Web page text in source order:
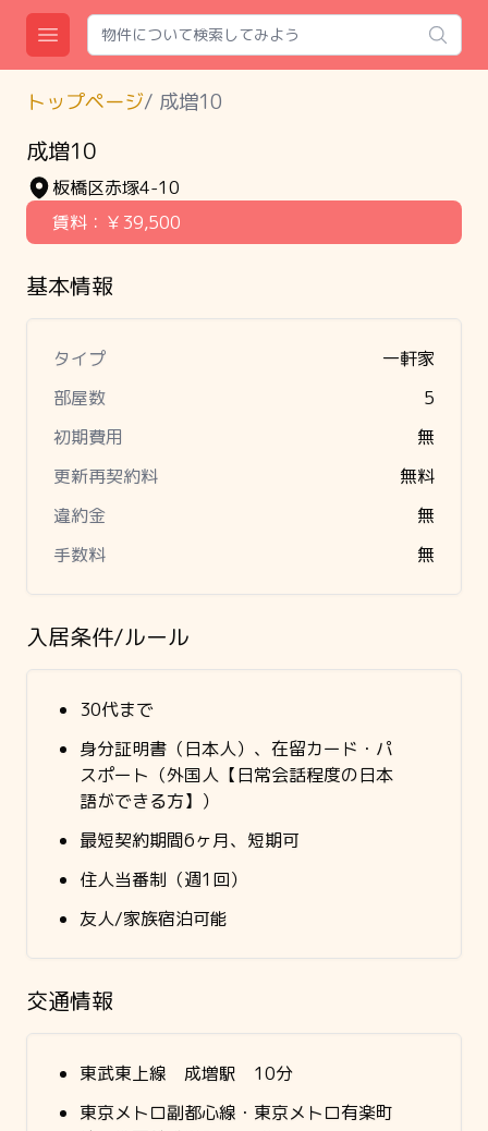
Search
Open main menu
トップページ/ 成増10
成増10
板橋区赤塚4-10
賃料： ￥39,500
基本情報
タイプ
一軒家
部屋数
5
初期費用
無
更新再契約料
無料
違約金
無
手数料
無
入居条件/ルール
30代まで
身分証明書（日本人）、在留カード・パ
スポート（外国人【日常会話程度の日本
語ができる方】）
最短契約期間6ヶ月、短期可
住人当番制（週1回）
友人/家族宿泊可能
交通情報
東武東上線 成増駅 10分
東京メトロ副都心線・東京メトロ有楽町